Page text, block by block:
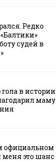
Редко
судей в
в истории
маму
официальном
меня это шанс